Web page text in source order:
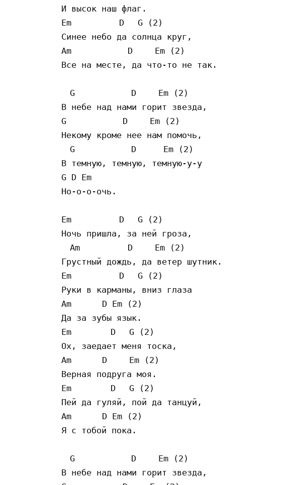
И высок наш флаг.
Em 　　　　　D 　G (2)
Синее небо да солнца круг,
Am 　　　　　　D 　　Em (2)
Все на месте, да что-то не так.
G 　　　　　　D 　　Em (2)
В небе над нами горит звезда,
G 　　　　　　D 　　Em (2)
Некому кроме нее нам помочь,
G 　　　　　　D 　　 Em (2)
В темную, темную, темную-у-у
G D Em
Но-о-о-очь.
Em 　　　　　D 　G (2)
Ночь пришла, за ней гроза,
Am 　　　　　D 　　Em (2)
Грустный дождь, да ветер шутник.
Em 　　　　　D 　G (2)
Руки в карманы, вниз глаза
Am 　　　D Em (2)
Да за зубы язык.
Em 　　　　D 　G (2)
Ох, заедает меня тоска,
Am 　　　D 　　Em (2)
Верная подруга моя.
Em 　　　　D 　G (2)
Пей да гуляй, пой да танцуй,
Am 　　　D Em (2)
Я с тобой пока.
G 　　　　　　D 　　Em (2)
В небе над нами горит звезда,